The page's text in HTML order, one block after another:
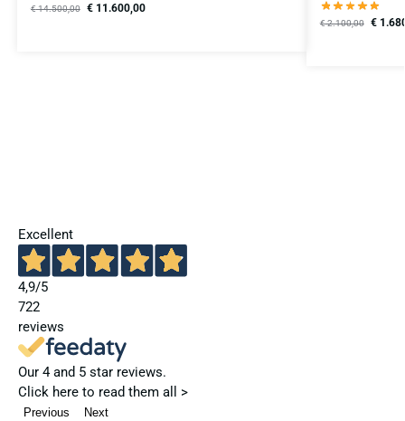
€14.500,00 €11.600,00
€2.100,00 €
Excellent
4,9/5
722
reviews
Our 4 and 5 star reviews.
Click here to read them all >
Previous Next